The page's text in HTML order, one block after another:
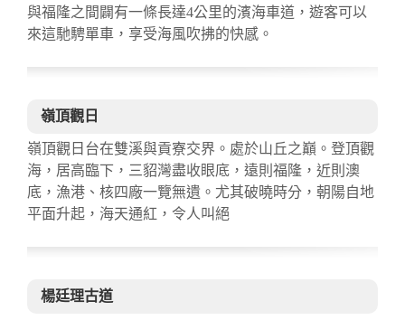
與福隆之間闢有一條長達4公里的濱海車道，遊客可以
來這馳騁單車，享受海風吹拂的快感。
嶺頂觀日
嶺頂觀日台在雙溪與貢寮交界。處於山丘之巔。登頂觀
海，居高臨下，三貂灣盡收眼底，遠則福隆，近則澳
底，漁港、核四廠一覽無遺。尤其破曉時分，朝陽自地
平面升起，海天通紅，令人叫絕
楊廷理古道